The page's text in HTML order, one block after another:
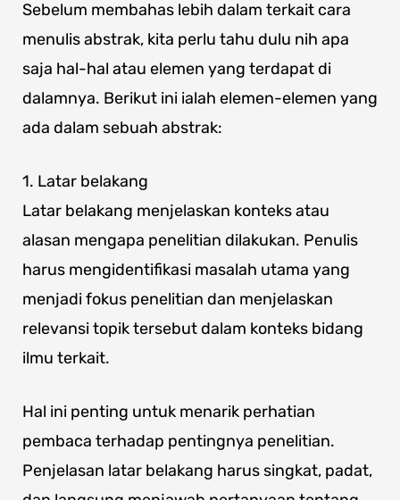
Sebelum membahas lebih dalam terkait cara
menulis abstrak, kita perlu tahu dulu nih apa
saja hal-hal atau elemen yang terdapat di
dalamnya. Berikut ini ialah elemen-elemen yang
ada dalam sebuah abstrak:
1. Latar belakang
Latar belakang menjelaskan konteks atau
alasan mengapa penelitian dilakukan. Penulis
harus mengidentifikasi masalah utama yang
menjadi fokus penelitian dan menjelaskan
relevansi topik tersebut dalam konteks bidang
ilmu terkait.
Hal ini penting untuk menarik perhatian
pembaca terhadap pentingnya penelitian.
Penjelasan latar belakang harus singkat, padat,